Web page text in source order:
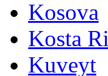
Kosova
Kosta
Kuveyt